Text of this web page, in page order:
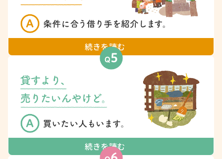
続きを読む
続きを読む